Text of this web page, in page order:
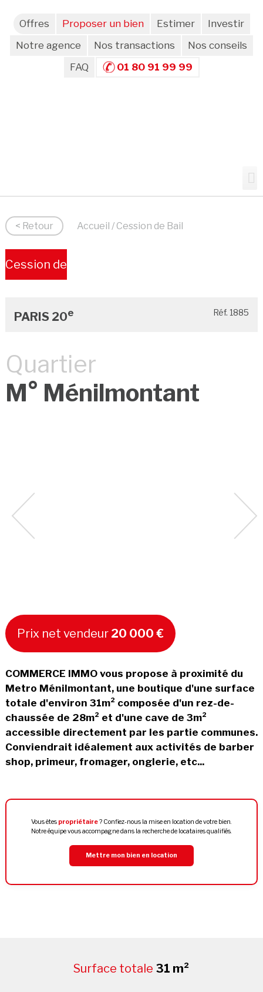
Offres Proposer un bien Estimer
Investir
Notre agence
Nos transactions
Nos conseils
FAQ
01 80 91 99 99
< Retour Accueil / Cession de Bail
Cession de
PARIS 20e Réf. 1885
Quartier
M° Ménilmontant
Prix net vendeur 20 000 €
COMMERCE IMMO vous propose à proximité du
Metro Ménilmontant, une boutique d'une surface
totale d'environ 31m² composée d'un rez-de-
chaussée de 28m² et d'une cave de 3m²
accessible directement par les partie communes.
Conviendrait idéalement aux activités de barber
shop, primeur, fromager, onglerie, etc...
Vous êtes propriétaire? Confiez-nous la mise en location de votre bien.
Notre équipe vous accompagne dans la recherche de locataires qualifiés.
Mettre mon bien en location
Surface totale 31 m²